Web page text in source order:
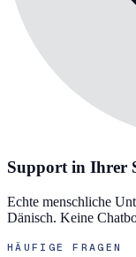
Support in Ihrer
Echte menschliche
Dänisch. Keine
HÄUFIGE FRAGEN